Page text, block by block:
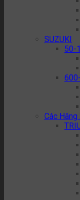
SUZUKI
50-
Các Hãng